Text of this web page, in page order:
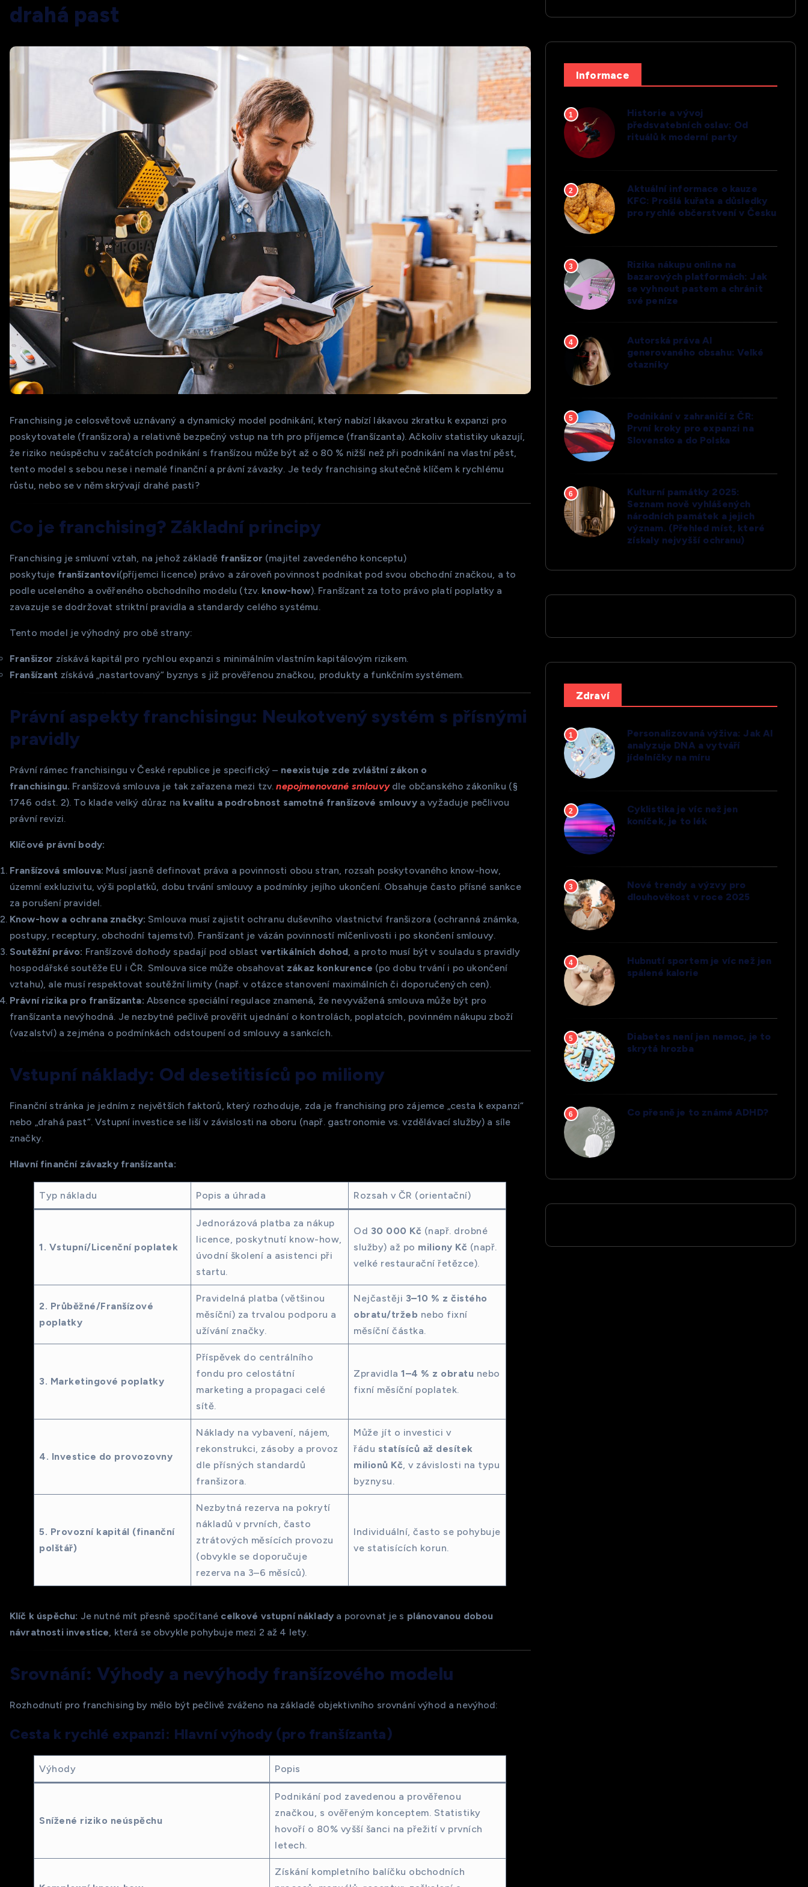
drahá past
Franchising je celosvětově uznávaný a dynamický model podnikání, který nabízí lákavou zkratku k expanzi pro
poskytovatele (franšizora) a relativně bezpečný vstup na trh pro příjemce (franšízanta). Ačkoliv statistiky ukazují,
že riziko neúspěchu v začátcích podnikání s franšízou může být až o 80 % nižší než při podnikání na vlastní pěst,
tento model s sebou nese i nemalé finanční a právní závazky. Je tedy franchising skutečně klíčem k rychlému
růstu, nebo se v něm skrývají drahé pasti?
Co je franchising? Základní principy
Franchising je smluvní vztah, na jehož základě franšizor (majitel zavedeného konceptu)
poskytuje franšízantovi(příjemci licence) právo a zároveň povinnost podnikat pod svou obchodní značkou, a to
podle uceleného a ověřeného obchodního modelu (tzv. know-how). Franšízant za toto právo platí poplatky a
zavazuje se dodržovat striktní pravidla a standardy celého systému.
Tento model je výhodný pro obě strany:
Franšizor získává kapitál pro rychlou expanzi s minimálním vlastním kapitálovým rizikem.
Franšízant získává „nastartovaný“ byznys s již prověřenou značkou, produkty a funkčním systémem.
Právní aspekty franchisingu: Neukotvený systém s přísnými
pravidly
Právní rámec franchisingu v České republice je specifický – neexistuje zde zvláštní zákon o
franchisingu. Franšízová smlouva je tak zařazena mezi tzv.nepojmenované smlouvydle občanského zákoníku (§
1746 odst. 2). To klade velký důraz na kvalitu a podrobnost samotné franšízové smlouvya vyžaduje pečlivou
právní revizi.
Klíčové právní body:
Franšízová smlouva: Musí jasně definovat práva a povinnosti obou stran, rozsah poskytovaného know-how,
územní exkluzivitu, výši poplatků, dobu trvání smlouvy a podmínky jejího ukončení. Obsahuje často přísné sankce
za porušení pravidel.
Know-how a ochrana značky: Smlouva musí zajistit ochranu duševního vlastnictví franšizora (ochranná známka,
postupy, receptury, obchodní tajemství). Franšízant je vázán povinností mlčenlivosti i po skončení smlouvy.
Soutěžní právo: Franšízové dohody spadají pod oblast vertikálních dohod, a proto musí být v souladu s pravidly
hospodářské soutěže EU i ČR. Smlouva sice může obsahovat zákaz konkurence (po dobu trvání i po ukončení
vztahu), ale musí respektovat soutěžní limity (např. v otázce stanovení maximálních či doporučených cen).
Právní rizika pro franšízanta: Absence speciální regulace znamená, že nevyvážená smlouva může být pro
franšízanta nevýhodná. Je nezbytné pečlivě prověřit ujednání o kontrolách, poplatcích, povinném nákupu zboží
(vazalství) a zejména o podmínkách odstoupení od smlouvy a sankcích.
Vstupní náklady: Od desetitisíců po miliony
Finanční stránka je jedním z největších faktorů, který rozhoduje, zda je franchising pro zájemce „cesta k expanzi“
nebo „drahá past“. Vstupní investice se liší v závislosti na oboru (např. gastronomie vs. vzdělávací služby) a síle
značky.
Hlavní finanční závazky franšízanta:
Typ nákladu Popis a úhrada Rozsah v ČR (orientační)
1. Vstupní/Licenční poplatek
Jednorázová platba za nákup
licence, poskytnutí know-how,
úvodní školení a asistenci při
startu.
Od 30 000 Kč (např. drobné
služby) až po miliony Kč (např.
velké restaurační řetězce).
2. Průběžné/Franšízové
poplatky
Pravidelná platba (většinou
měsíční) za trvalou podporu a
užívání značky.
Nejčastěji 3–10 % z čistého
obratu/tržeb nebo fixní
měsíční částka.
3. Marketingové poplatky
Příspěvek do centrálního
fondu pro celostátní
marketing a propagaci celé
sítě.
Zpravidla 1–4 % z obratu nebo
fixní měsíční poplatek.
4. Investice do provozovny
Náklady na vybavení, nájem,
rekonstrukci, zásoby a provoz
dle přísných standardů
franšizora.
Může jít o investici v
řádu statísíců až desítek
milionů Kč, v závislosti na typu
byznysu.
5. Provozní kapitál (finanční
polštář)
Nezbytná rezerva na pokrytí
nákladů v prvních, často
ztrátových měsících provozu
(obvykle se doporučuje
rezerva na 3–6 měsíců).
Individuální, často se pohybuje
ve statisících korun.
Klíč k úspěchu: Je nutné mít přesně spočítané celkové vstupní náklady a porovnat je s plánovanou dobou
návratnosti investice, která se obvykle pohybuje mezi 2 až 4 lety.
Srovnání: Výhody a nevýhody franšízového modelu
Rozhodnutí pro franchising by mělo být pečlivě zváženo na základě objektivního srovnání výhod a nevýhod:
Cesta k rychlé expanzi: Hlavní výhody (pro franšízanta)
Výhody Popis
Snížené riziko neúspěchu
Podnikání pod zavedenou a prověřenou
značkou, s ověřeným konceptem. Statistiky
hovoří o 80% vyšší šanci na přežití v prvních
letech.
Získání kompletního balíčku obchodních
Informace
1
Historie a vývoj
předsvatebních oslav: Od
rituálů k moderní party
2
Aktuální informace o kauze
KFC: Prošlá kuřata a důsledky
pro rychlé občerstvení v Česku
3
Rizika nákupu online na
bazarových platformách: Jak
se vyhnout pastem a chránit
své peníze
4
Autorská práva AI
generovaného obsahu: Velké
otazníky
5
Podnikání v zahraničí z ČR:
První kroky pro expanzi na
Slovensko a do Polska
6
Kulturní památky 2025:
Seznam nově vyhlášených
národních památek a jejich
význam. (Přehled míst, které
získaly nejvyšší ochranu)
Zdraví
1
Personalizovaná výživa: Jak AI
analyzuje DNA a vytváří
jídelníčky na míru
2
Cyklistika je víc než jen
koníček, je to lék
3
Nové trendy a výzvy pro
dlouhověkost v roce 2025
4
Hubnutí sportem je víc než jen
spálené kalorie
5
Diabetes není jen nemoc, je to
skrytá hrozba
6 Co přesně je to známé ADHD?